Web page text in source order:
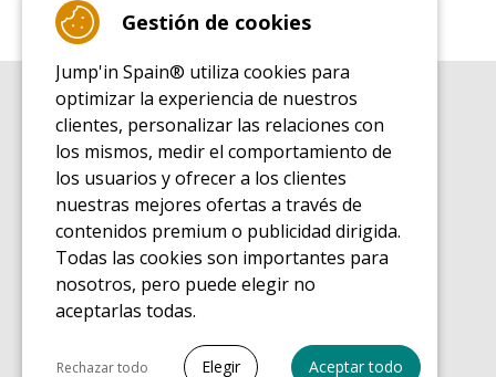
GUÍA DE COMPRA
Guía de compra para las camas elásticas de ocio
GUÍA DE INSTALACIÓN
Guía de montaje para la cama elástica de ocio
GUÍA DE MANTENIMIENTO
Guía de mantenimiento de las camas elásticas de ocio
GUÍA DE INICIO
Guía de descubrimiento de las camas elásticas de ocio
GUÍA DE COMPRA PIEZAS DE RECAMBIO
Gestión de cookies
Jump'in Spain® utiliza cookies para
optimizar la experiencia de nuestros
clientes, personalizar las relaciones con
los mismos, medir el comportamiento de
los usuarios y ofrecer a los clientes
nuestras mejores ofertas a través de
contenidos premium o publicidad dirigida.
Todas las cookies son importantes para
nosotros, pero puede elegir no
aceptarlas todas.
Seleccionar todo
Rechazar todo Elegir Aceptar todo